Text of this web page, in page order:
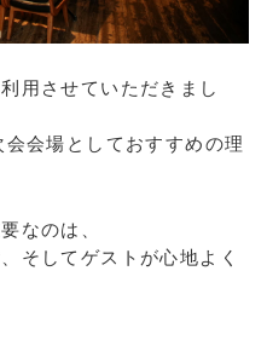
用させていただきまし
会場としておすすめの理
なのは、
そしてゲストが心地よく